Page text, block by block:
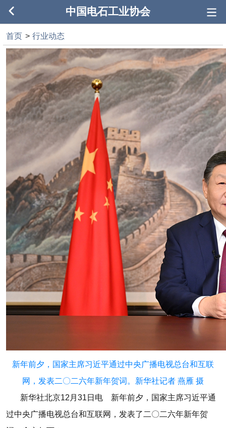
中国电石工业协会
首页 > 行业动态
新年前夕，国家主席习近平通过中央广播电视总台和互联
网，发表二〇二六年新年贺词。新华社记者 燕雁 摄
新华社北京12月31日电 新年前夕，国家主席习近平通
过中央广播电视总台和互联网，发表了二〇二六年新年贺